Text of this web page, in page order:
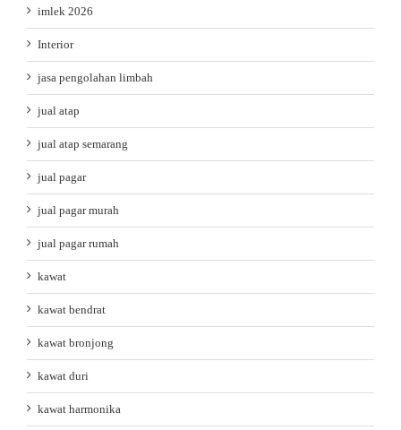
imlek 2026
Interior
jasa pengolahan limbah
jual atap
jual atap semarang
jual pagar
jual pagar murah
jual pagar rumah
kawat
kawat bendrat
kawat bronjong
kawat duri
kawat harmonika